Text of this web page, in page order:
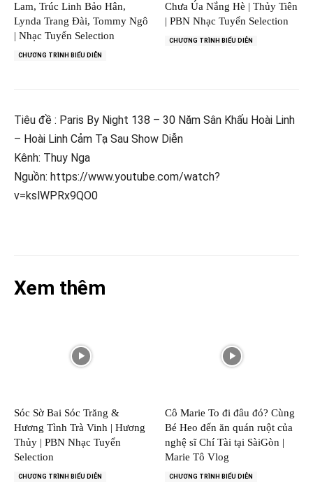
Lam, Trúc Linh Bảo Hân,
Lynda Trang Đài, Tommy Ngô
| Nhạc Tuyển Selection
CHƯƠNG TRÌNH BIỂU DIỄN
Chưa Úa Nắng Hè | Thủy Tiên
| PBN Nhạc Tuyển Selection
CHƯƠNG TRÌNH BIỂU DIỄN
Tiêu đề : Paris By Night 138 – 30 Năm Sân Khấu Hoài Linh
– Hoài Linh Cảm Tạ Sau Show Diễn
Kênh: Thuy Nga
Nguồn: https://www.youtube.com/watch?
v=kslWPRx9QO0
Xem thêm
Sóc Sờ Bai Sóc Trăng &
Hương Tình Trà Vinh | Hương
Thủy | PBN Nhạc Tuyển
Selection
CHƯƠNG TRÌNH BIỂU DIỄN
Cô Marie To đi đâu đó? Cùng
Bé Heo đến ăn quán ruột của
nghệ sĩ Chí Tài tại SàiGòn |
Marie Tô Vlog
CHƯƠNG TRÌNH BIỂU DIỄN